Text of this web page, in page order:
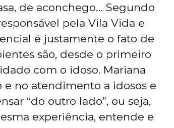
de aconchego… Segundo
pela Vila Vida e
é justamente o fato de
são, desde o primeiro
com o idoso. Mariana
no atendimento a idosos e
“do outro lado”, ou seja,
experiência, entende e